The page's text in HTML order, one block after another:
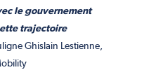
le gouvernement
trajectoire
Ghislain Lestienne,